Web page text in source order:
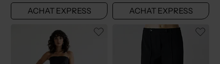
ACHAT EXPRESS ACHAT EXPRESS